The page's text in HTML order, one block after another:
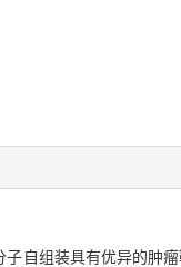
自组装具有优异的肿